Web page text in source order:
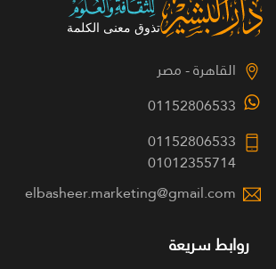
القاهرة - مصر
01152806533
01152806533
01012355714
elbasheer.marketing@gmail.com
روابط سريعة